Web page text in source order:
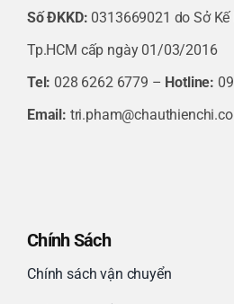
Số ĐKKD: 0313669021 do Sở
Tp.HCM cấp ngày 01/03/2016
Tel: 028 6262 6779 – Hotline:
Email:
Chính Sách
Chính sách vận chuyển